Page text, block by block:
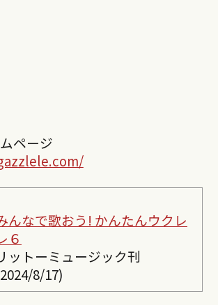
ページ
んなで歌おう! かんたんウクレ
６
ットーミュージック刊
8/17)